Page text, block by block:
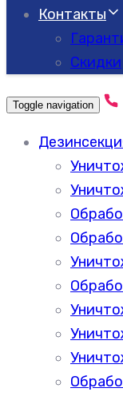
Контакты
Скидки
Toggle navigation